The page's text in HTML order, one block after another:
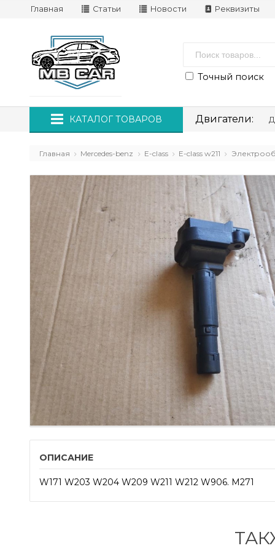
Главная Статьи Новости Реквизиты
Точный поиск
КАТАЛОГ ТОВАРОВ Двигатели:
Главная Mercedes-benz E-class E-class w211
ОПИСАНИЕ
W171 W203 W204 W209 W211 W212 W906. M271